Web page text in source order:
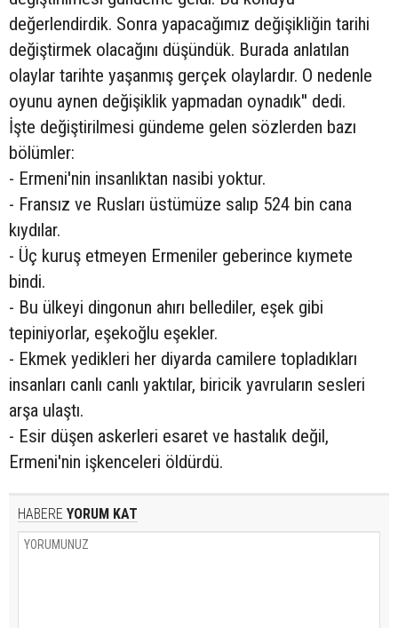
değerlendirdik. Sonra yapacağımız değişikliğin tarihi
değiştirmek olacağını düşündük. Burada anlatılan
olaylar tarihte yaşanmış gerçek olaylardır. O nedenle
oyunu aynen değişiklik yapmadan oynadık'' dedi.
İşte değiştirilmesi gündeme gelen sözlerden bazı
bölümler:
- Ermeni'nin insanlıktan nasibi yoktur.
- Fransız ve Rusları üstümüze salıp 524 bin cana
kıydılar.
- Üç kuruş etmeyen Ermeniler geberince kıymete
bindi.
- Bu ülkeyi dingonun ahırı bellediler, eşek gibi
tepiniyorlar, eşekoğlu eşekler.
- Ekmek yedikleri her diyarda camilere topladıkları
insanları canlı canlı yaktılar, biricik yavruların sesleri
arşa ulaştı.
- Esir düşen askerleri esaret ve hastalık değil,
Ermeni'nin işkenceleri öldürdü.
HABERE YORUM KAT